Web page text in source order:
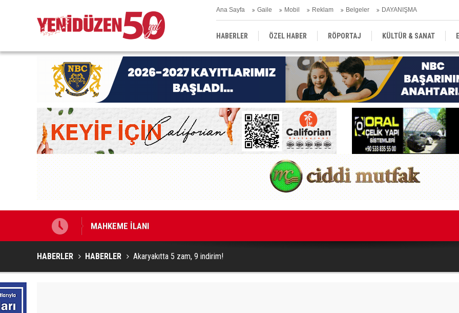
Ana Sayfa Gaile Mobil Reklam Belgeler DAYANIŞMA
HABERLER ÖZEL HABER RÖPORTAJ KÜLTÜR & SANAT
EĞİTİM YEREL YÖNETİM DERGİLER SEKTÖR
harekete geçtik MAHKEME İLANI
HABERLER HABERLER Akaryakıtta 5 zam, 9 indirim!